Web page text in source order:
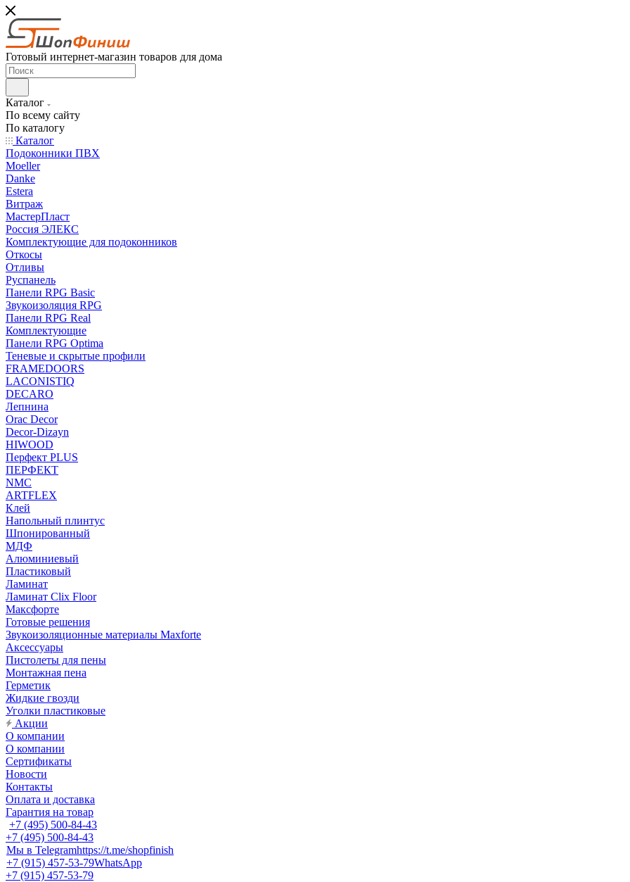
Готовый интернет-магазин товаров для дома
Каталог
По всему сайту
По каталогу
Каталог
Подоконники ПВХ
Moeller
Danke
Estera
Витраж
МастерПласт
Россия ЭЛЕКС
Комплектующие для подоконников
Откосы
Отливы
Руспанель
Панели RPG Basic
Звукоизоляция RPG
Панели RPG Real
Комплектующие
Панели RPG Optima
Теневые и скрытые профили
FRAMEDOORS
LACONISTIQ
DECARO
Лепнина
Orac Decor
Decor-Dizayn
HIWOOD
Перфект PLUS
ПЕРФЕКТ
NMC
ARTFLEX
Клей
Напольный плинтус
Шпонированный
МДФ
Алюминиевый
Пластиковый
Ламинат
Ламинат Clix Floor
Максфорте
Готовые решения
Звукоизоляционные материалы Maxforte
Аксессуары
Пистолеты для пены
Монтажная пена
Герметик
Жидкие гвозди
Уголки пластиковые
Акции
О компании
О компании
Сертификаты
Новости
Контакты
Оплата и доставка
Гарантия на товар
+7 (495) 500-84-43
+7 (495) 500-84-43
Мы в Telegramhttps://t.me/shopfinish
+7 (915) 457-53-79WhatsApp
+7 (915) 457-53-79